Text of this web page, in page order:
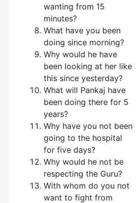
wanting from 15
minutes?
What have you been
doing since morning?
Why would he have
been looking at her like
this since yesterday?
What will Pankaj have
been doing there for 5
years?
Why have you not been
going to the hospital
for five days?
Why would he not be
respecting the Guru?
With whom do you not
want to fight from